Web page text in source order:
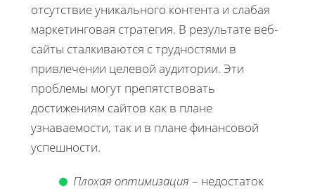
отсутствие уникального контента и слабая
маркетинговая стратегия. В результате веб-
сайты сталкиваются с трудностями в
привлечении целевой аудитории. Эти
проблемы могут препятствовать
достижениям сайтов как в плане
узнаваемости, так и в плане финансовой
успешности.
Плохая оптимизация – недостаток